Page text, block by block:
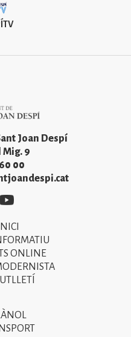
Joan Despí
Mig. 9
00
Imatge
INICI
ONLINE